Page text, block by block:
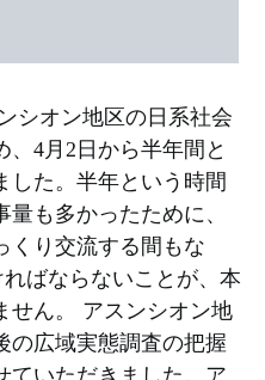
シオン地区の日系社会
4月2日から半年間と
した。半年という時間
も多かったために、
くり交流する間もな
ばならないことが、本
せん。 アスンシオン地
の広域実態調査の把握
ていただきました。ア